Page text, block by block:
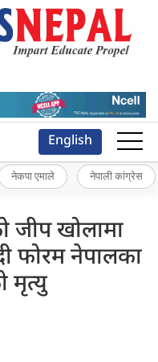
English
नेकपा एमाले नेपाली कांग्रेस
जीप खोलामा
फोरम नेपालका
मृत्यु